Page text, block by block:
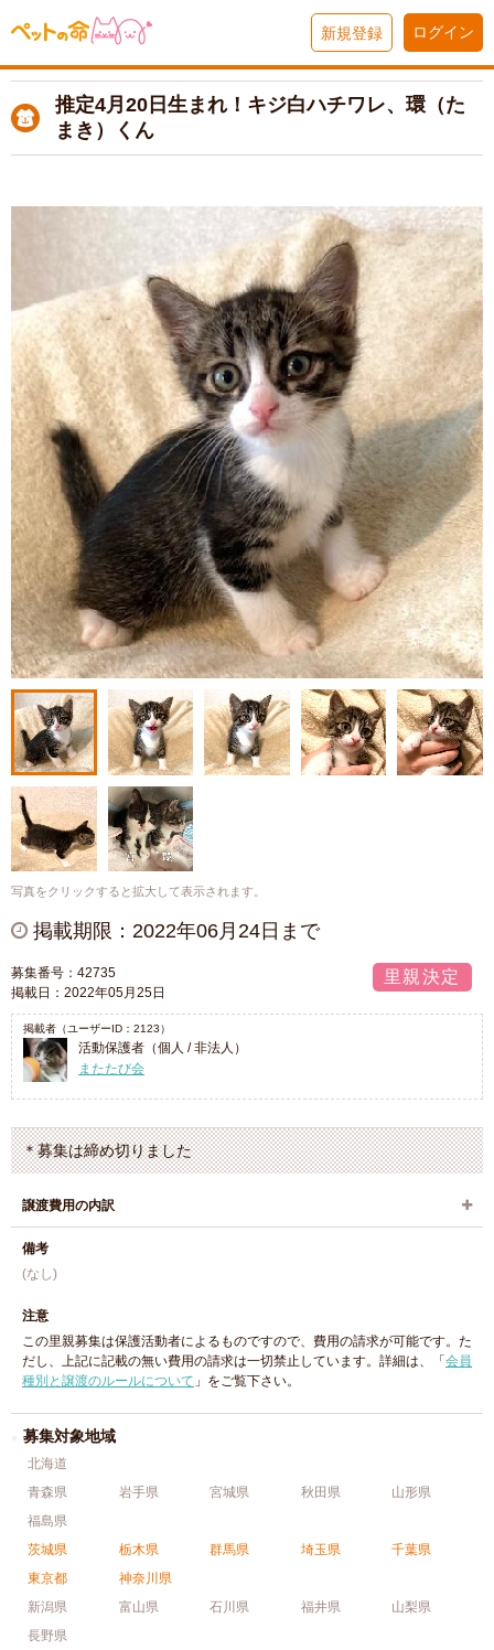
新規登録 ログイン
推定4月20日生まれ！キジ白ハチワレ、環（た
まき）くん
写真をクリックすると拡大して表示されます。
掲載期限：2022年06月24日まで
募集番号：42735
掲載日：2022年05月25日
里親決定
掲載者（ユーザーID：2123）
活動保護者（個人 / 非法人）
またたび会
＊募集は締め切りました
譲渡費用の内訳
備考
(なし)
注意
この里親募集は保護活動者によるものですので、費用の請求が可能です。た
だし、上記に記載の無い費用の請求は一切禁止しています。詳細は、「 会員
種別と譲渡のルールについて 」をご覧下さい。
募集対象地域
北海道
青森県
岩手県 宮城県 秋田県
山形県
福島県
茨城県
栃木県 群馬県 埼玉県
千葉県
東京都
神奈川県
新潟県
富山県 石川県 福井県
山梨県
長野県